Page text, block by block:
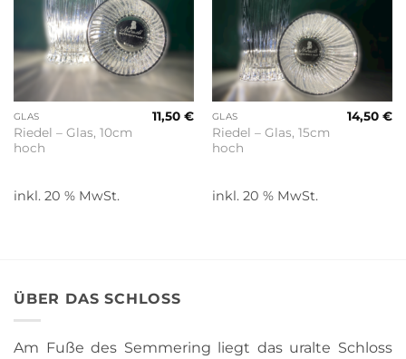
GLAS
Riedel – Glas, 10cm
hoch
11,50€
inkl. 20 % MwSt.
GLAS
Riedel – Glas, 15cm
hoch
14,50€
inkl. 20 % MwSt.
ÜBER DAS SCHLOSS
Am Fuße des Semmering liegt das uralte Schloss